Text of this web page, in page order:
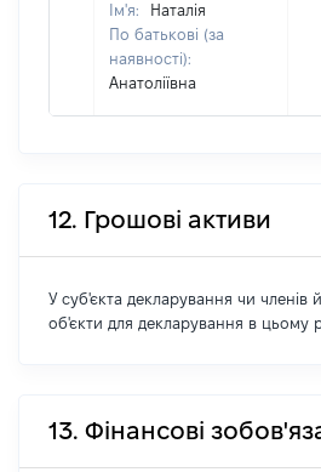
Ім'я:
Наталія
По батькові (за
наявності):
Анатоліївна
12. Грошові активи
У суб'єкта декларування чи членів
об'єкти для декларування в цьому
13. Фінансові